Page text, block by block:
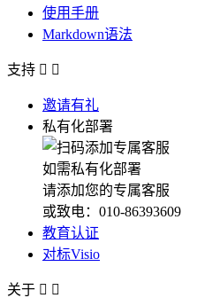
使用手册
Markdown语法
支持  
邀请有礼
私有化部署
如需私有化部署
请添加您的专属客服
或致电：010-86393609
教育认证
对标Visio
关于  